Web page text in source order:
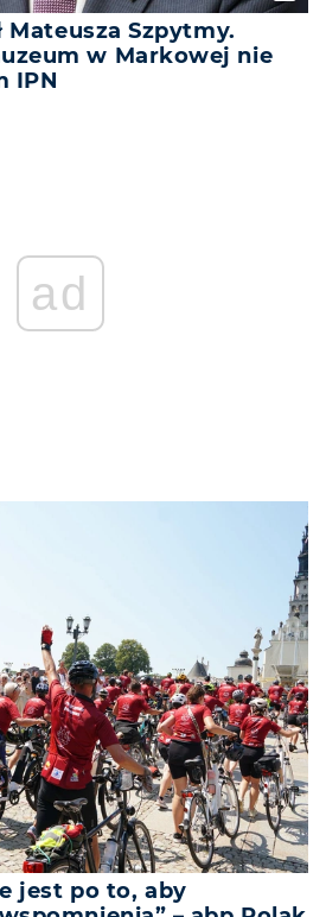
Mateusza Szpytmy.
w Markowej nie
IPN
ad
jest po to, aby